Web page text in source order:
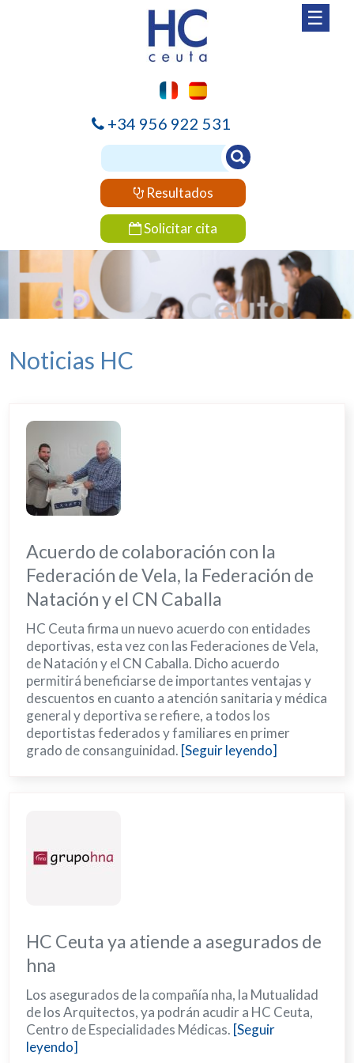
☰
+34 956 922 531
Resultados
Solicitar cita
Noticias HC
Acuerdo de colaboración con la
Federación de Vela, la Federación de
Natación y el CN Caballa
HC Ceuta firma un nuevo acuerdo con entidades
deportivas, esta vez con las Federaciones de Vela,
de Natación y el CN Caballa. Dicho acuerdo
permitirá beneficiarse de importantes ventajas y
descuentos en cuanto a atención sanitaria y médica
general y deportiva se refiere, a todos los
deportistas federados y familiares en primer
grado de consanguinidad. [Seguir leyendo]
HC Ceuta ya atiende a asegurados de
hna
Los asegurados de la compañía nha, la Mutualidad
de los Arquitectos, ya podrán acudir a HC Ceuta,
Centro de Especialidades Médicas. [Seguir
leyendo]